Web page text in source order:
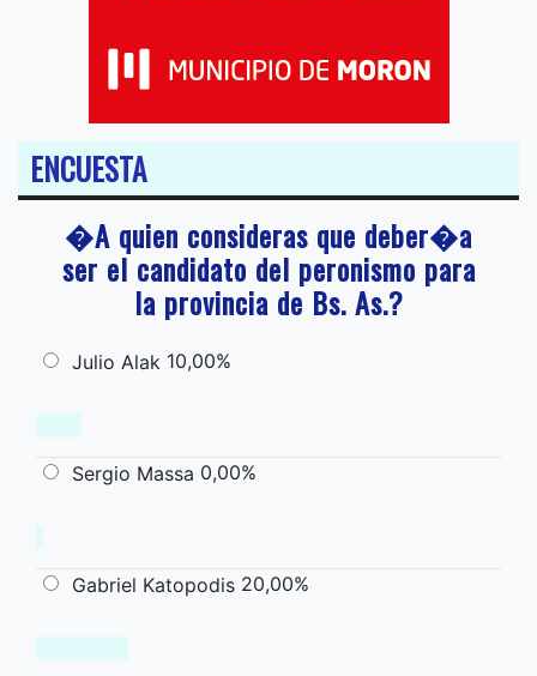
ENCUESTA
�A quien consideras que deber�a
ser el candidato del peronismo para
la provincia de Bs. As.?
Julio Alak 10,00%
Sergio Massa 0,00%
Gabriel Katopodis 20,00%